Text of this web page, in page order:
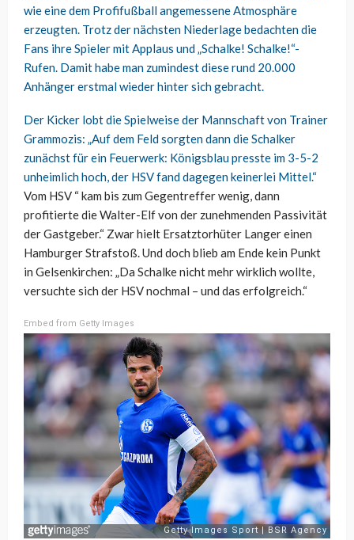
wie eine dem Profifußball angemessene Atmosphäre
erzeugten. Trotz der nächsten Niederlage bedachten die
Fans ihre Spieler mit Applaus und „Schalke! Schalke!“-
Rufen. Damit habe man zumindest diese rund 20.000
Anhänger erstmal wieder hinter sich gebracht.
Der Kicker lobt die Spielweise der Mannschaft von Trainer
Grammozis: „Auf dem Feld sorgten dann die Schalker
zunächst für ein Feuerwerk: Königsblau presste im 3-5-2
unheimlich hoch, der HSV fand dagegen keinerlei Mittel.“
Vom HSV “ kam bis zum Gegentreffer wenig, dann
profitierte die Walter-Elf von der zunehmenden Passivität
der Gastgeber.“ Zwar hielt Ersatztorhüter Langer einen
Hamburger Strafstoß. Und doch blieb am Ende kein Punkt
in Gelsenkirchen: „Da Schalke nicht mehr wirklich wollte,
versuchte sich der HSV nochmal – und das erfolgreich.“
Embed from Getty Images